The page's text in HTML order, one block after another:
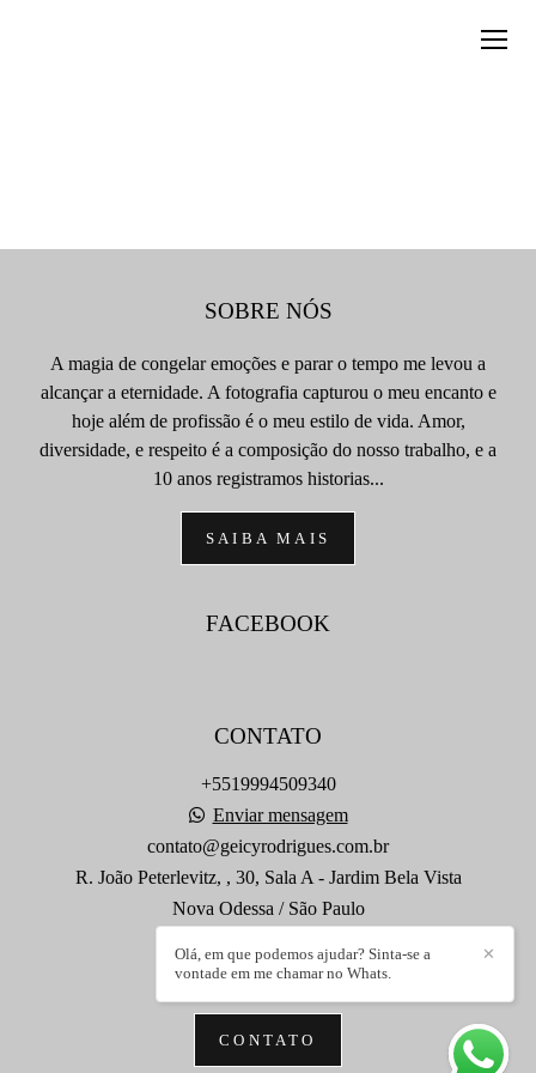
SOBRE NÓS
A magia de congelar emoções e parar o tempo me levou a
alcançar a eternidade. A fotografia capturou o meu encanto e
hoje além de profissão é o meu estilo de vida. Amor,
diversidade, e respeito é a composição do nosso trabalho, e a
10 anos registramos historias...
SAIBA MAIS
FACEBOOK
CONTATO
+5519994509340
Enviar mensagem
contato@geicyrodrigues.com.br
R. João Peterlevitz, , 30, Sala A - Jardim Bela Vista
Nova Odessa / São Paulo
CONTATO
✕
Olá, em que podemos ajudar? Sinta-se a
vontade em me chamar no Whats.